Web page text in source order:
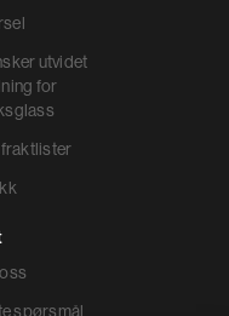
utvidet
for
spørsmål